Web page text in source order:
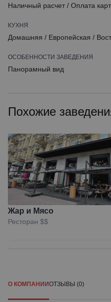
Наличный расчет / Оплата
КУХНЯ
Домашняя / Европейская /
ОСОБЕННОСТИ ЗАВЕДЕНИЯ
Панорамный вид
Похожие
Жар и Мясо
Ресторан $$
О КОМПАНИИОТЗЫВЫ (0)